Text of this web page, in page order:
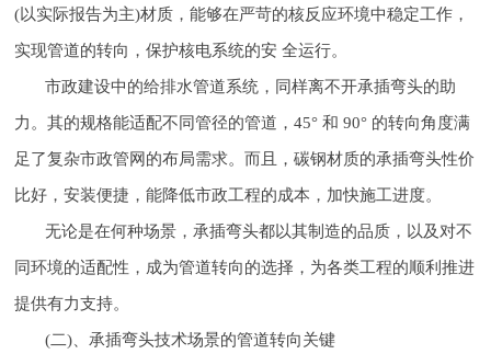
(以实际报告为主)材质，能够在严苛的核反应环境中稳定工作，
实现管道的转向，保护核电系统的安 全运行。
市政建设中的给排水管道系统，同样离不开承插弯头的助
力。其的规格能适配不同管径的管道，45° 和 90° 的转向角度满
足了复杂市政管网的布局需求。而且，碳钢材质的承插弯头性价
比好，安装便捷，能降低市政工程的成本，加快施工进度。
无论是在何种场景，承插弯头都以其制造的品质，以及对不
同环境的适配性，成为管道转向的选择，为各类工程的顺利推进
提供有力支持。
(二)、承插弯头技术场景的管道转向关键